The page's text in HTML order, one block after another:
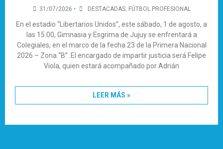
31/07/2026 • DESTACADAS, FÚTBOL PROFESIONAL
En el estadio “Libertarios Unidos”, este sábado, 1 de agosto, a
las 15:00, Gimnasia y Esgrima de Jujuy se enfrentará a
Colegiales, en el marco de la fecha 23 de la Primera Nacional
2026 – Zona “B”. El encargado de impartir justicia será Felipe
Viola, quien estará acompañado por Adrián
LEER MÁS »